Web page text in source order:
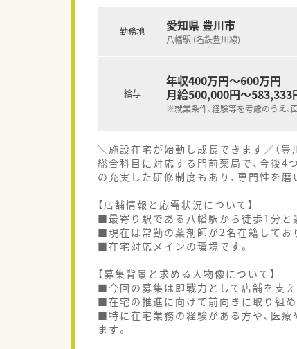
勤務地 愛知県 豊川市
八幡駅 (名鉄豊川線)
給与
年収400万円～600万円
月給500,000円～583,333
※就業条件、経験等を考慮のうえ、
＼施設在宅が始動し成長できます／（豊
総合科目に対応する門前薬局で、今後4
の充実した研修制度もあり、専門性を磨
【店舗情報と応需状況について】
■最寄り駅である八幡駅から徒歩1分と
■現在は常勤の薬剤師が2名在籍してお
■在宅対応メインの環境です。
【募集背景と求める人物像について】
■今回の募集は即戦力として店舗を支
■在宅の推進に向けて前向きに取り組め
■特に在宅業務の経験がある方や、医
ます。